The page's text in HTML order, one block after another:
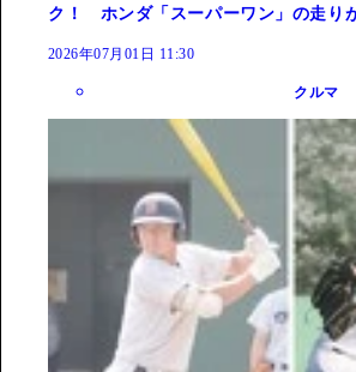
ク！ ホンダ「スーパーワン」の走り
2026年07月01日 11:30
クルマ